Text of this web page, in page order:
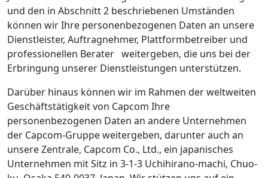
und den in Abschnitt 2 beschriebenen Umständen
können wir Ihre personenbezogenen Daten an unsere
Dienstleister, Auftragnehmer, Plattformbetreiber und
professionellen Berater weitergeben, die uns bei der
Erbringung unserer Dienstleistungen unterstützen.
Darüber hinaus können wir im Rahmen der weltweiten
Geschäftstätigkeit von Capcom Ihre
personenbezogenen Daten an andere Unternehmen
der Capcom-Gruppe weitergeben, darunter auch an
unsere Zentrale, Capcom Co., Ltd., ein japanisches
Unternehmen mit Sitz in 3-1-3 Uchihirano-machi, Chuo-